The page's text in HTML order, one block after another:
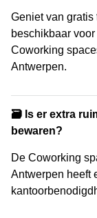
Geniet van
beschikbaar
Coworking
Antwerpen.
🗃️ Is er extra
bewaren?
De Coworking
Antwerpen heeft